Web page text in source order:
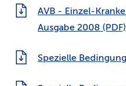
AVB - Einzel-
Ausgabe 2008 (PDF)
Spezielle